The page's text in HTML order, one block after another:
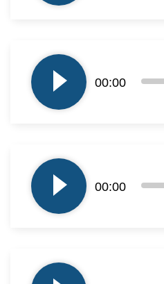
plików
dźwiękowych
00:00
plików
dźwiękowych
00:00
plików